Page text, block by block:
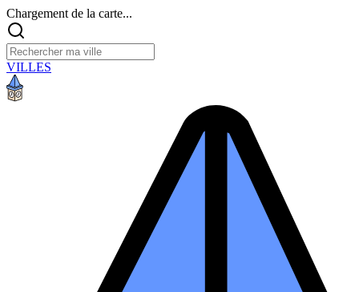
Chargement de la carte...
VILLES